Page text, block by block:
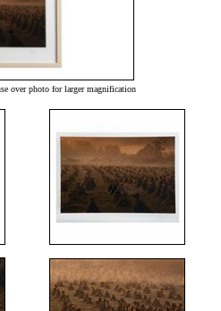
over photo for larger magnification